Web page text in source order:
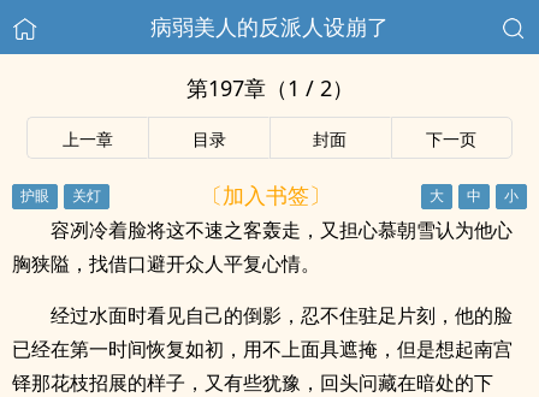
病弱美人的反派人设崩了
第197章（1 / 2）
上一章 目录 封面 下一页
〔加入书签〕
容冽冷着脸将这不速之客轰走，又担心慕朝雪认为他心
胸狭隘，找借口避开众人平复心情。
经过水面时看见自己的倒影，忍不住驻足片刻，他的脸
已经在第一时间恢复如初，用不上面具遮掩，但是想起南宫
铎那花枝招展的样子，又有些犹豫，回头问藏在暗处的下